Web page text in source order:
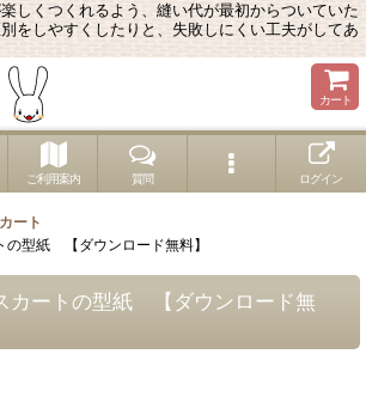
しくつくれるよう、縫い代が最初からついていた
をしやすくしたりと、失敗しにくい工夫がしてあ
カート
ご利用案内 質問 ログイン
ート
の型紙 【ダウンロード無料】
カートの型紙 【ダウンロード無